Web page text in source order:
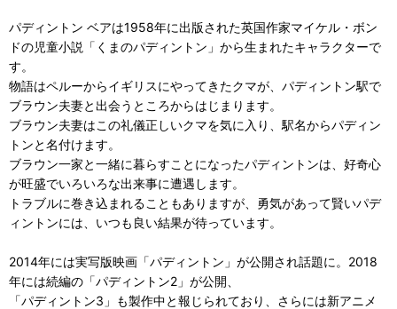
パディントン ベアは1958年に出版された英国作家マイケル・ボン
ドの児童小説「くまのパディントン」から生まれたキャラクターで
す。
物語はペルーからイギリスにやってきたクマが、パディントン駅で
ブラウン夫妻と出会うところからはじまります。
ブラウン夫妻はこの礼儀正しいクマを気に入り、駅名からパディン
トンと名付けます。
ブラウン一家と一緒に暮らすことになったパディントンは、好奇心
が旺盛でいろいろな出来事に遭遇します。
トラブルに巻き込まれることもありますが、勇気があって賢いパデ
ィントンには、いつも良い結果が待っています。
2014年には実写版映画「パディントン」が公開され話題に。2018
年には続編の「パディントン2」が公開、
「パディントン3」も製作中と報じられており、さらには新アニメ